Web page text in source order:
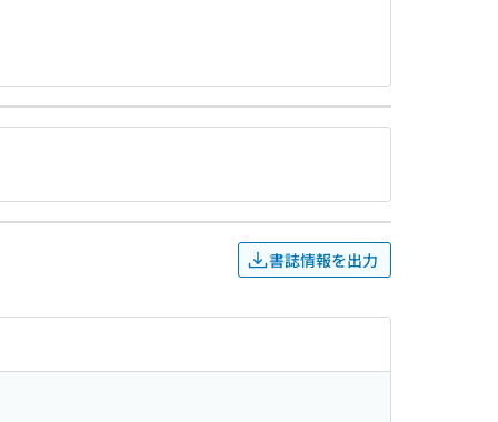
書誌情報を出力